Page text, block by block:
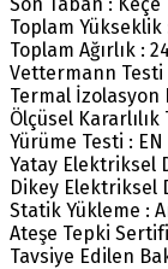
Toplam Yükseklik
Toplam Ağırlık :
Vettermann Testi
Termal İzolasyon
Ölçüsel
Yürüme Testi : EN
Yatay Elektriksel
Dikey Elektriksel
Statik Yükleme :
Ateşe Tepki
Tavsiye Edilen